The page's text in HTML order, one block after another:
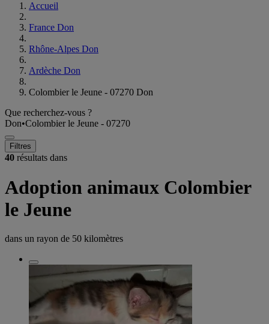
Accueil
France Don
Rhône-Alpes Don
Ardèche Don
Colombier le Jeune - 07270 Don
Que recherchez-vous ?
Don•Colombier le Jeune - 07270
Filtres
40 résultats dans
Adoption animaux Colombier
le Jeune
dans un rayon de 50 kilomètres